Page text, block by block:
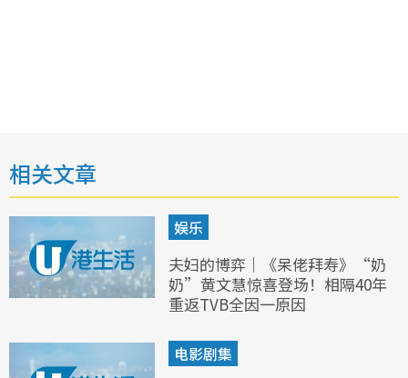
相关文章
娱乐
夫妇的博弈｜《呆佬拜寿》“奶
奶”黄文慧惊喜登场！相隔40年
重返TVB全因一原因
电影剧集